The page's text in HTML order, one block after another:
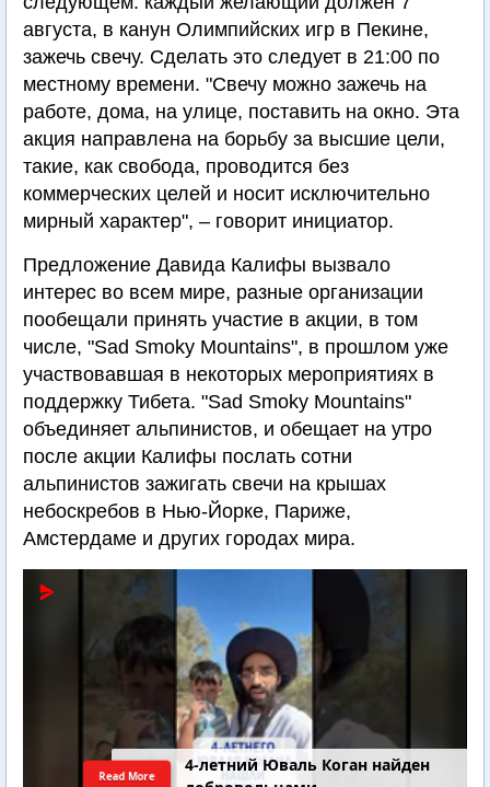
августа, в канун Олимпийских игр в Пекине,
зажечь свечу. Сделать это следует в 21:00 по
местному времени. "Свечу можно зажечь на
работе, дома, на улице, поставить на окно. Эта
акция направлена на борьбу за высшие цели,
такие, как свобода, проводится без
коммерческих целей и носит исключительно
мирный характер", – говорит инициатор.
Предложение Давида Калифы вызвало
интерес во всем мире, разные организации
пообещали принять участие в акции, в том
числе, "Sad Smoky Mountains", в прошлом уже
участвовавшая в некоторых мероприятиях в
поддержку Тибета. "Sad Smoky Mountains"
объединяет альпинистов, и обещает на утро
после акции Калифы послать сотни
альпинистов зажигать свечи на крышах
небоскребов в Нью-Йорке, Париже,
Амстердаме и других городах мира.
4-летний Юваль Коган найден
Read More